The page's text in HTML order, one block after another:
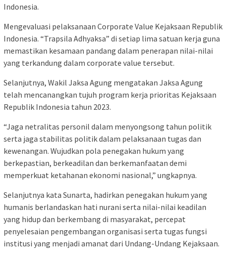
Indonesia.
Mengevaluasi pelaksanaan Corporate Value Kejaksaan Republik
Indonesia. “Trapsila Adhyaksa” di setiap lima satuan kerja guna
memastikan kesamaan pandang dalam penerapan nilai-nilai
yang terkandung dalam corporate value tersebut.
Selanjutnya, Wakil Jaksa Agung mengatakan Jaksa Agung
telah mencanangkan tujuh program kerja prioritas Kejaksaan
Republik Indonesia tahun 2023.
“Jaga netralitas personil dalam menyongsong tahun politik
serta jaga stabilitas politik dalam pelaksanaan tugas dan
kewenangan. Wujudkan pola penegakan hukum yang
berkepastian, berkeadilan dan berkemanfaatan demi
memperkuat ketahanan ekonomi nasional,” ungkapnya.
Selanjutnya kata Sunarta, hadirkan penegakan hukum yang
humanis berlandaskan hati nurani serta nilai-nilai keadilan
yang hidup dan berkembang di masyarakat, percepat
penyelesaian pengembangan organisasi serta tugas fungsi
institusi yang menjadi amanat dari Undang-Undang Kejaksaan.